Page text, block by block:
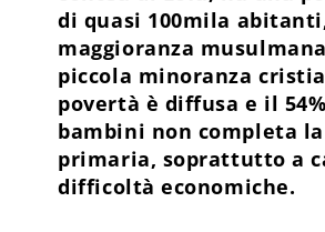
di quasi 100mila
maggioranza
piccola minoranza
povertà è diffusa e il
bambini non completa
primaria, soprattutto a
difficoltà economiche.